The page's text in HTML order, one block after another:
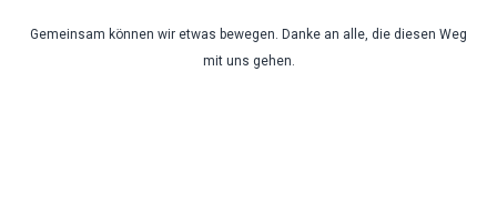
Gemeinsam können wir etwas bewegen. Danke an alle, die diesen Weg
mit uns gehen.